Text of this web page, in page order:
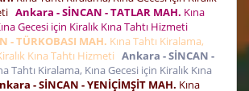
Ankara - SİNCAN - TATLAR MAH. Kına
Gecesi için Kiralık Kına Tahtı Hizmeti
- TÜRKOBASI MAH. Kına Tahtı Kiralama,
Kına Tahtı Hizmeti Ankara - SİNCAN -
Tahtı Kiralama, Kına Gecesi için Kiralık Kına
- SİNCAN - YENİÇİMŞİT MAH. Kına